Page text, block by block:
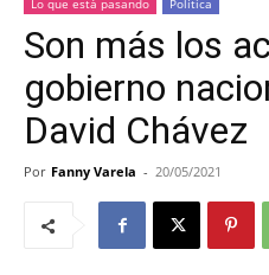
Lo que está pasando Política
Son más los
gobierno
David Chávez
Por Fanny Varela - 20/05/2021